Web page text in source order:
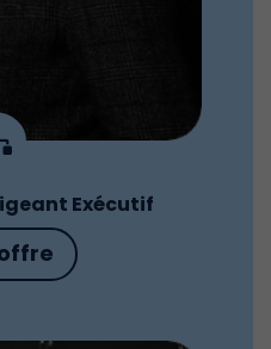
Exécutif